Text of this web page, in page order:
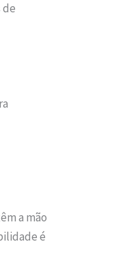
de
a mão
é